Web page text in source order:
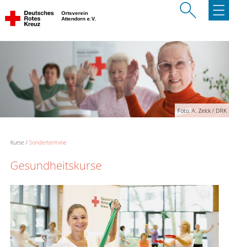
Ortsverein
Attendorn e.V.
Foto: A. Zelck / DRK
Kurse Sondertermine
Gesundheitskurse